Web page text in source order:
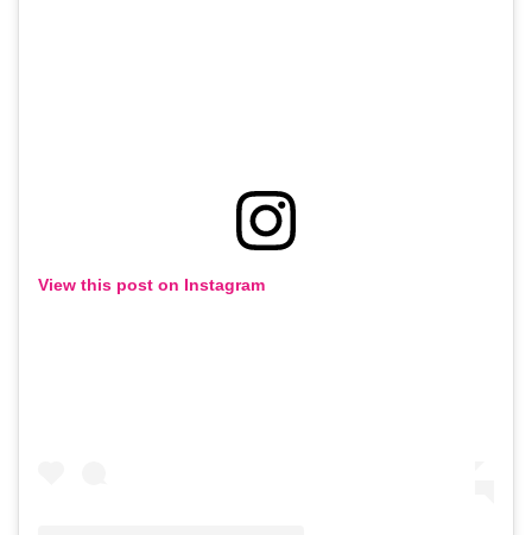
View this post on Instagram